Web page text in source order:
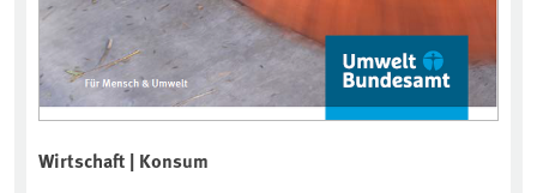
Wirtschaft | Konsum